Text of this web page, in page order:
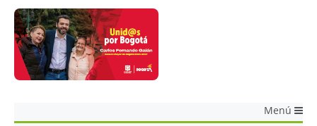
Menú